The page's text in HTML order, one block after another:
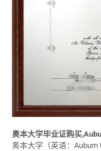
奥本大学毕业证购买
奥本大学（英语：Auburn